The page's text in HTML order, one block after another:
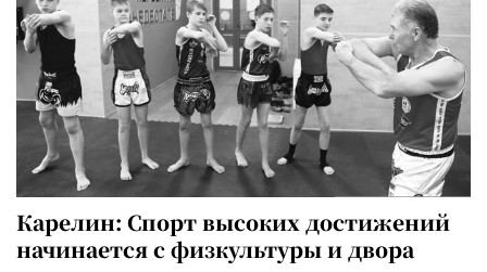
Карелин: Спорт высоких достижений
начинается с физкультуры и двора